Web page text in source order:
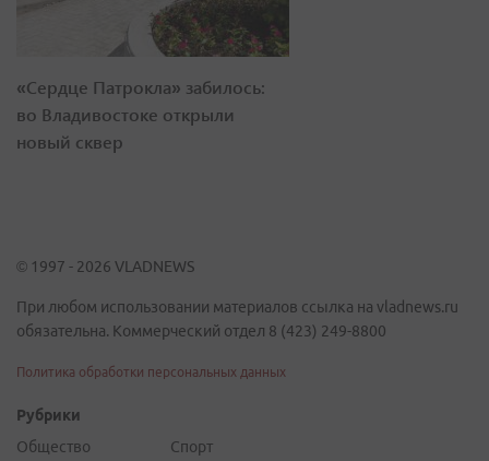
«Сердце Патрокла» забилось:
во Владивостоке открыли
новый сквер
© 1997 - 2026 VLADNEWS
При любом использовании материалов ссылка на vladnews.ru
обязательна. Коммерческий отдел 8 (423) 249-8800
Политика обработки персональных данных
Рубрики
Общество
Спорт